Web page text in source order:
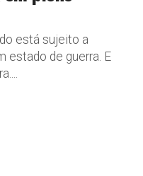
está sujeito a
estado de guerra. E